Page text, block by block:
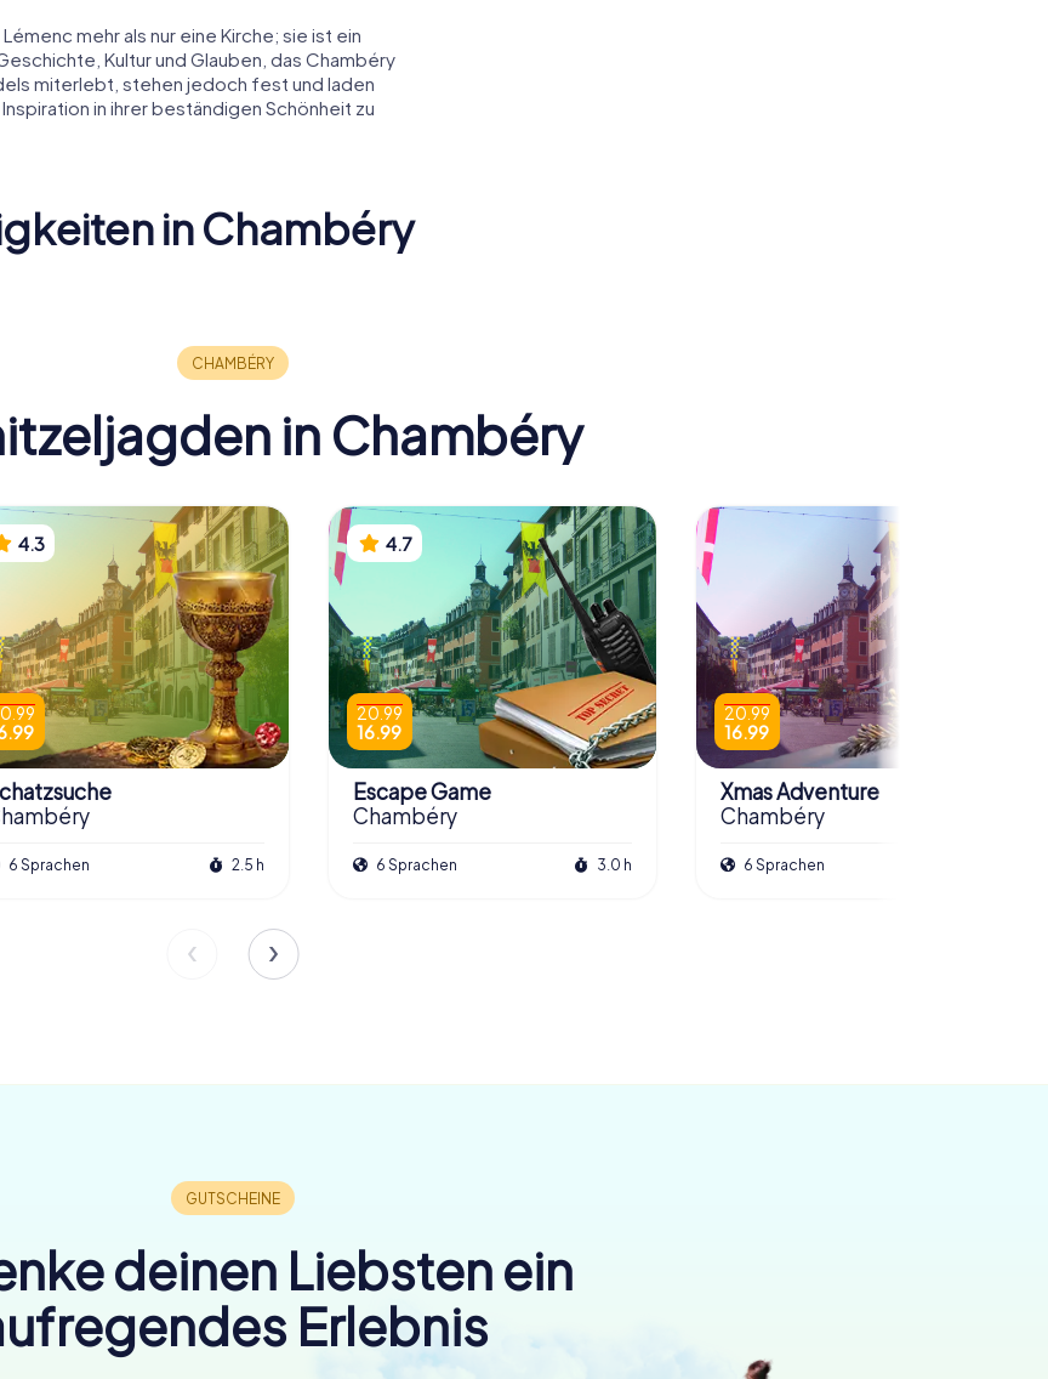
mehr als nur eine Kirche; sie ist ein
Kultur und Glauben, das Chambéry
miterlebt, stehen jedoch fest und laden
in ihrer beständigen Schönheit zu
in Chambéry
in Chambéry
4.3
6 Sprachen 2.5 h
4.7
20.99
16.99
Escape Game
Chambéry
6 Sprachen 3.0 h
20.99
16.99
Xmas Adventure
Chambéry
6 Sprachen
deinen Liebsten ein
Erlebnis